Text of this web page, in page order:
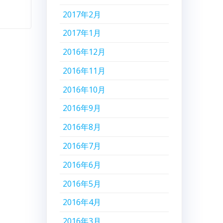
2017年2月
2017年1月
2016年12月
2016年11月
2016年10月
2016年9月
2016年8月
2016年7月
2016年6月
2016年5月
2016年4月